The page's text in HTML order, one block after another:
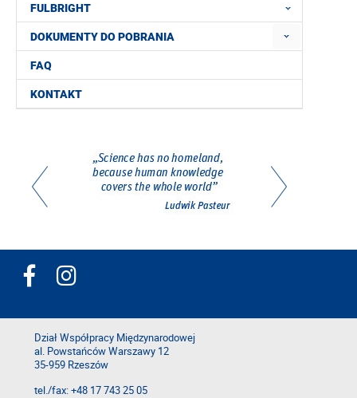
FULBRIGHT
DOKUMENTY DO POBRANIA
FAQ
KONTAKT
Dział Współpracy Międzynarodowej
al. Powstańców Warszawy 12
35-959 Rzeszów
tel./fax: +48 17 743 25 05